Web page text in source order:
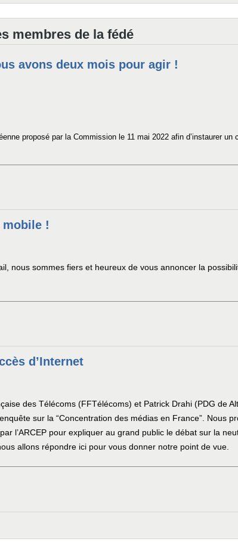
membres de la fédé
avons deux mois pour agir !
proposé par la Commission le 11 mai 2022 afin d’instaurer
mobile !
nous sommes fiers et heureux de vous annoncer la
d’Internet
des Télécoms (FFTélécoms) et Patrick Drahi (PDG de
sur la “Concentration des médias en France”. Nous
l’ARCEP pour expliquer au grand public le débat sur la
allons répondre ici pour vous donner notre point de vue.